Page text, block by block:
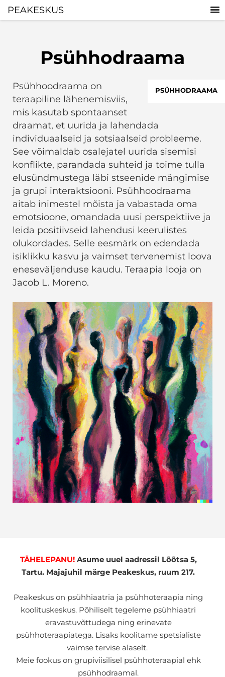
PEAKESKUS
Psühhodraama
PSÜHHODRAAMA
Psühhoodraama on
teraapiline lähenemisviis,
mis kasutab spontaanset
draamat, et uurida ja lahendada
individuaalseid ja sotsiaalseid probleeme.
See võimaldab osalejatel uurida sisemisi
konflikte, parandada suhteid ja toime tulla
elusündmustega läbi stseenide mängimise
ja grupi interaktsiooni. Psühhoodraama
aitab inimestel mõista ja vabastada oma
emotsioone, omandada uusi perspektiive ja
leida positiivseid lahendusi keerulistes
olukordades. Selle eesmärk on edendada
isiklikku kasvu ja vaimset tervenemist loova
eneseväljenduse kaudu. Teraapia looja on
Jacob L. Moreno.
TÄHELEPANU!Asume uuel aadressil Lõõtsa 5,
Tartu. Majajuhil märge Peakeskus, ruum 217.
Peakeskus on psühhiaatria ja psühhoteraapia ning
koolituskeskus. Põhiliselt tegeleme psühhiaatri
eravastuvõttudega ning erinevate
psühhoteraapiatega. Lisaks koolitame spetsialiste
vaimse tervise alaselt.
Meie fookus on grupiviisilisel psühhoteraapial ehk
psühhodraamal.